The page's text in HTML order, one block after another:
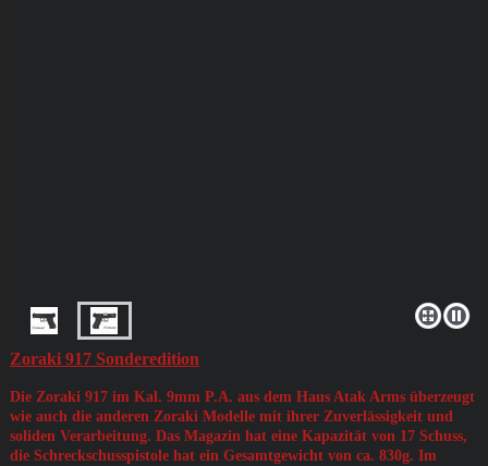
Zoraki 917 Sonderedition
Die Zoraki 917 im Kal. 9mm P.A. aus dem Haus Atak Arms überzeugt
wie auch die anderen Zoraki Modelle mit ihrer Zuverlässigkeit und
soliden Verarbeitung. Das Magazin hat eine Kapazität von 17 Schuss,
die Schreckschusspistole hat ein Gesamtgewicht von ca. 830g. Im